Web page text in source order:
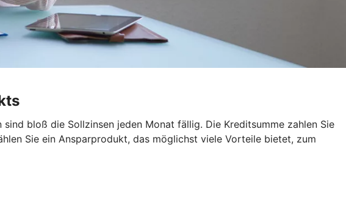
bloß die Sollzinsen jeden Monat fällig. Die Kreditsumme zahlen Sie
Sie ein Ansparprodukt, das möglichst viele Vorteile bietet, zum